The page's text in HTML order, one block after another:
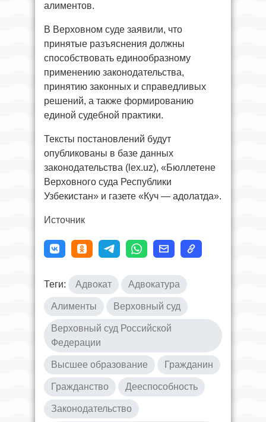
алиментов.
В Верховном суде заявили, что
принятые разъяснения должны
способствовать единообразному
применению законодательства,
принятию законных и справедливых
решений, а также формированию
единой судебной практики.
Тексты постановлений будут
опубликованы в базе данных
законодательства (lex.uz), «Бюллетене
Верховного суда Республики
Узбекистан» и газете «Куч — адолатда».
Источник
Теги: Адвокат Адвокатура
Алименты Верховный суд
Верховный суд Российской
Федерации
Высшее образование Гражданин
Гражданство Дееспособность
Законодательство